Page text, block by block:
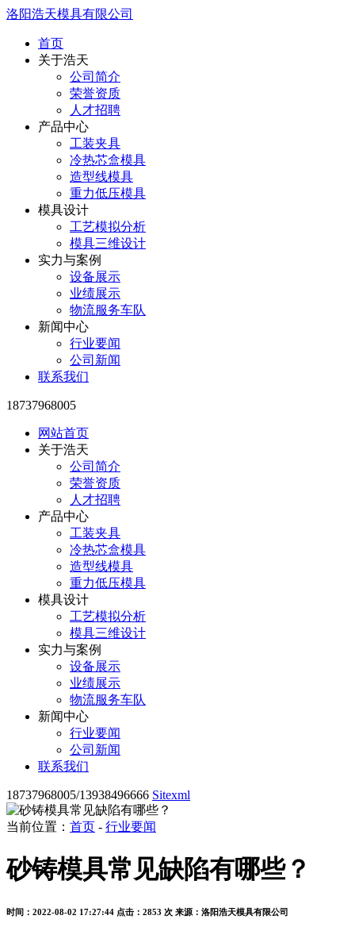
洛阳浩天模具有限公司
首页
关于浩天
公司简介
荣誉资质
人才招聘
产品中心
工装夹具
冷热芯盒模具
造型线模具
重力低压模具
模具设计
工艺模拟分析
模具三维设计
实力与案例
设备展示
业绩展示
物流服务车队
新闻中心
行业要闻
公司新闻
联系我们
18737968005
网站首页
关于浩天
公司简介
荣誉资质
人才招聘
产品中心
工装夹具
冷热芯盒模具
造型线模具
重力低压模具
模具设计
工艺模拟分析
模具三维设计
实力与案例
设备展示
业绩展示
物流服务车队
新闻中心
行业要闻
公司新闻
联系我们
18737968005/13938496666 Sitexml
当前位置： 首页 - 行业要闻
砂铸模具常见缺陷有哪些？
时间：2022-08-02 17:27:44 点击：2853 次 来源：洛阳浩天模具有限公司